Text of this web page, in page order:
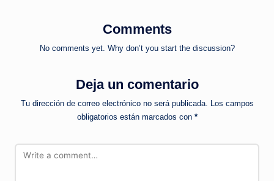
Comments
No comments yet. Why don’t you start the discussion?
Deja un comentario
Tu dirección de correo electrónico no será publicada.
Los campos
obligatorios están marcados con *